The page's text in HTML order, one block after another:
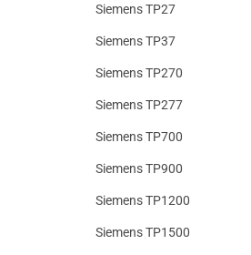
Siemens TP27
Siemens TP37
Siemens TP270
Siemens TP277
Siemens TP700
Siemens TP900
Siemens TP1200
Siemens TP1500